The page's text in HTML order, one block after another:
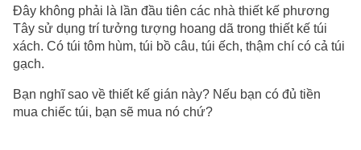
Đây không phải là lần đầu tiên các nhà thiết kế phương
Tây sử dụng trí tưởng tượng hoang dã trong thiết kế túi
xách. Có túi tôm hùm, túi bồ câu, túi ếch, thậm chí có cả túi
gạch.
Bạn nghĩ sao về thiết kế gián này? Nếu bạn có đủ tiền
mua chiếc túi, bạn sẽ mua nó chứ?